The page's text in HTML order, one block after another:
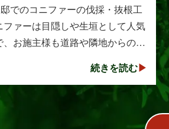
でのコニファーの伐採・抜根工
ファーは目隠しや生垣として人気
お施主様も道路や隣地からの視
ともに想像以上に大きく成長し、
続きを読む